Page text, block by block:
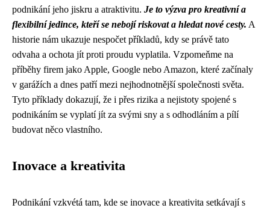
podnikání jeho jiskru a atraktivitu. Je to výzva pro kreativní a
flexibilní jedince, kteří se nebojí riskovat a hledat nové cesty. A
historie nám ukazuje nespočet příkladů, kdy se právě tato
odvaha a ochota jít proti proudu vyplatila. Vzpomeňme na
příběhy firem jako Apple, Google nebo Amazon, které začínaly
v garážích a dnes patří mezi nejhodnotnější společnosti světa.
Tyto příklady dokazují, že i přes rizika a nejistoty spojené s
podnikáním se vyplatí jít za svými sny a s odhodláním a pílí
budovat něco vlastního.
Inovace a kreativita
Podnikání vzkvétá tam, kde se inovace a kreativita setkávají s